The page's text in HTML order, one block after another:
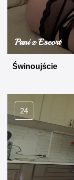
Pani z Escort
Świnoujście
24